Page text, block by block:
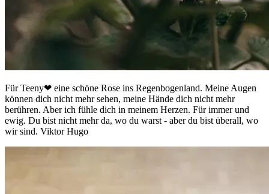
Für Teeny❤ eine schöne Rose ins Regenbogenland. Meine Augen
können dich nicht mehr sehen, meine Hände dich nicht mehr
berühren. Aber ich fühle dich in meinem Herzen. Für immer und
ewig. Du bist nicht mehr da, wo du warst - aber du bist überall, wo
wir sind. Viktor Hugo